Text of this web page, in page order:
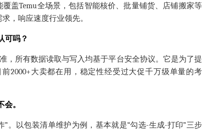
盖Temu全场景，包括智能核价、批量铺货、店铺搬家等
，响应速度行业领先。
可吗？
，所有数据读取与写入均基于平台安全协议。它是为了提
2000+大卖都在用，稳定性经受过大促千万级单量的考
。
”。以包装清单维护为例，基本就是“勾选-生成-打印”三步